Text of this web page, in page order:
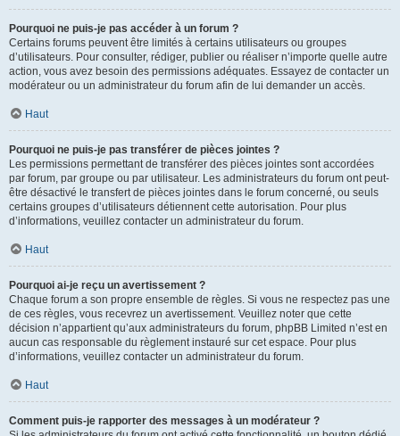
Pourquoi ne puis-je pas accéder à un forum ?
Certains forums peuvent être limités à certains utilisateurs ou groupes
d’utilisateurs. Pour consulter, rédiger, publier ou réaliser n’importe quelle autre
action, vous avez besoin des permissions adéquates. Essayez de contacter un
modérateur ou un administrateur du forum afin de lui demander un accès.
Haut
Pourquoi ne puis-je pas transférer de pièces jointes ?
Les permissions permettant de transférer des pièces jointes sont accordées
par forum, par groupe ou par utilisateur. Les administrateurs du forum ont peut-
être désactivé le transfert de pièces jointes dans le forum concerné, ou seuls
certains groupes d’utilisateurs détiennent cette autorisation. Pour plus
d’informations, veuillez contacter un administrateur du forum.
Haut
Pourquoi ai-je reçu un avertissement ?
Chaque forum a son propre ensemble de règles. Si vous ne respectez pas une
de ces règles, vous recevrez un avertissement. Veuillez noter que cette
décision n’appartient qu’aux administrateurs du forum, phpBB Limited n’est en
aucun cas responsable du règlement instauré sur cet espace. Pour plus
d’informations, veuillez contacter un administrateur du forum.
Haut
Comment puis-je rapporter des messages à un modérateur ?